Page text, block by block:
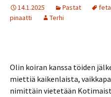
14.1.2025 Pastat feta
pinaatti
Terhi
Olin koiran kanssa töiden
miettiä kaikenlaista,
nimittäin vietetään